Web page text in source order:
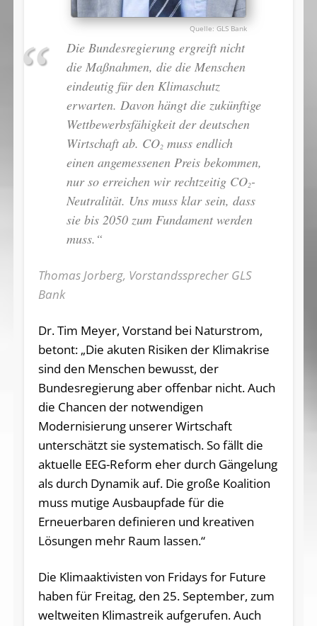
GLS Bank
Die Bundesregierung ergreift nicht
die Maßnahmen, die die Menschen
eindeutig für den Klimaschutz
erwarten. Davon hängt die zukünftige
Wettbewerbsfähigkeit der deutschen
Wirtschaft ab. CO2muss endlich
einen angemessenen Preis bekommen,
nur so erreichen wir rechtzeitig CO2-
Neutralität. Uns muss klar sein, dass
sie bis 2050 zum Fundament werden
muss.“
Thomas Jorberg, Vorstandssprecher GLS
Bank
Dr. Tim Meyer, Vorstand bei Naturstrom,
betont: „Die akuten Risiken der Klimakrise
sind den Menschen bewusst, der
Bundesregierung aber offenbar nicht. Auch
die Chancen der notwendigen
Modernisierung unserer Wirtschaft
unterschätzt sie systematisch. So fällt die
aktuelle EEG-Reform eher durch Gängelung
als durch Dynamik auf. Die große Koalition
muss mutige Ausbaupfade für die
Erneuerbaren definieren und kreativen
Lösungen mehr Raum lassen.“
Die Klimaaktivisten von Fridays for Future
haben für Freitag, den 25. September, zum
weltweiten Klimastreik aufgerufen. Auch